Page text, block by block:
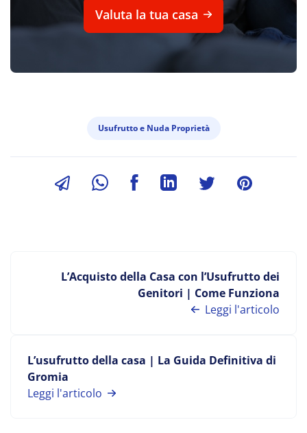
Valuta la tua casa
Usufrutto e Nuda Proprietà
L’Acquisto della Casa con l’Usufrutto dei
Genitori | Come Funziona
Leggi l'articolo
L’usufrutto della casa | La Guida Definitiva di
Gromia
Leggi l'articolo